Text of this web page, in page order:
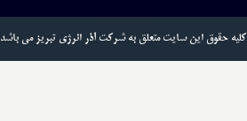
كليه حقوق اين سايت متعلق به شرکت آذر انرژی تبریز مي باشد